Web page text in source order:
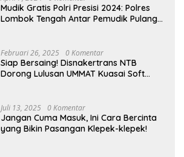
Mudik Gratis Polri Presisi 2024: Polres
Lombok Tengah Antar Pemudik Pulang
Februari 26, 2025 0 Komentar
Siap Bersaing! Disnakertrans NTB
Dorong Lulusan UMMAT Kuasai Soft
Juli 13, 2025 0 Komentar
Jangan Cuma Masuk, Ini Cara Bercinta
yang Bikin Pasangan Klepek-klepek!